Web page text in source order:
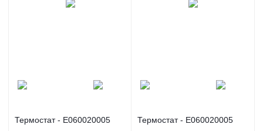
Термостат - E060020005
Термостат - E060020005